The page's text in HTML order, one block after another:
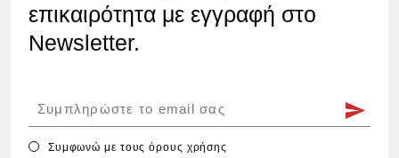
επικαιρότητα με εγγραφή στο
Newsletter.
Συμφωνώ με τουςόρους χρήσης